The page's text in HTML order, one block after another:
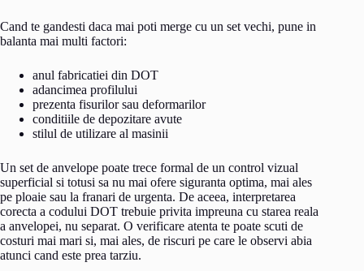
Cand te gandesti daca mai poti merge cu un set vechi, pune in
balanta mai multi factori:
anul fabricatiei din DOT
adancimea profilului
prezenta fisurilor sau deformarilor
conditiile de depozitare avute
stilul de utilizare al masinii
Un set de anvelope poate trece formal de un control vizual
superficial si totusi sa nu mai ofere siguranta optima, mai ales
pe ploaie sau la franari de urgenta. De aceea, interpretarea
corecta a codului DOT trebuie privita impreuna cu starea reala
a anvelopei, nu separat. O verificare atenta te poate scuti de
costuri mai mari si, mai ales, de riscuri pe care le observi abia
atunci cand este prea tarziu.